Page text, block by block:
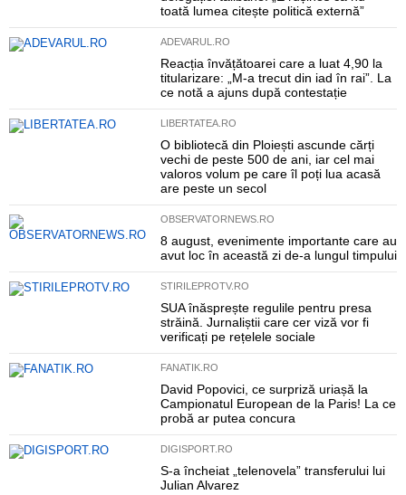
toată lumea citește politică externă”
ADEVARUL.RO
Reacția învățătoarei care a luat 4,90 la
titularizare: „M-a trecut din iad în rai”. La
ce notă a ajuns după contestație
LIBERTATEA.RO
O bibliotecă din Ploiești ascunde cărți
vechi de peste 500 de ani, iar cel mai
valoros volum pe care îl poți lua acasă
are peste un secol
OBSERVATORNEWS.RO
8 august, evenimente importante care au
avut loc în această zi de-a lungul timpului
STIRILEPROTV.RO
SUA înăsprește regulile pentru presa
străină. Jurnaliștii care cer viză vor fi
verificați pe rețelele sociale
FANATIK.RO
David Popovici, ce surpriză uriașă la
Campionatul European de la Paris! La ce
probă ar putea concura
DIGISPORT.RO
S-a încheiat „telenovela” transferului lui
Julian Alvarez